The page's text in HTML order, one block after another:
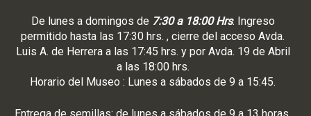
De lunes a domingos de 7:30 a 18:00 Hrs. Ingreso
permitido hasta las 17:30 hrs. , cierre del acceso Avda.
Luis A. de Herrera a las 17:45 hrs. y por Avda. 19 de Abril
a las 18:00 hrs.
Horario del Museo : Lunes a sábados de 9 a 15:45.